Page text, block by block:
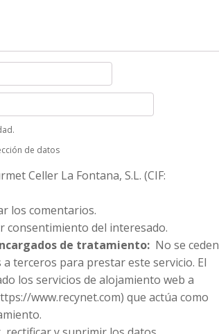
de datos
Celler La Fontana, S.L. (CIF:
los comentarios.
consentimiento del interesado.
de tratamiento: No se ceden
terceros para prestar este servicio. El
los servicios de alojamiento web a
www.recynet.com) que actúa como